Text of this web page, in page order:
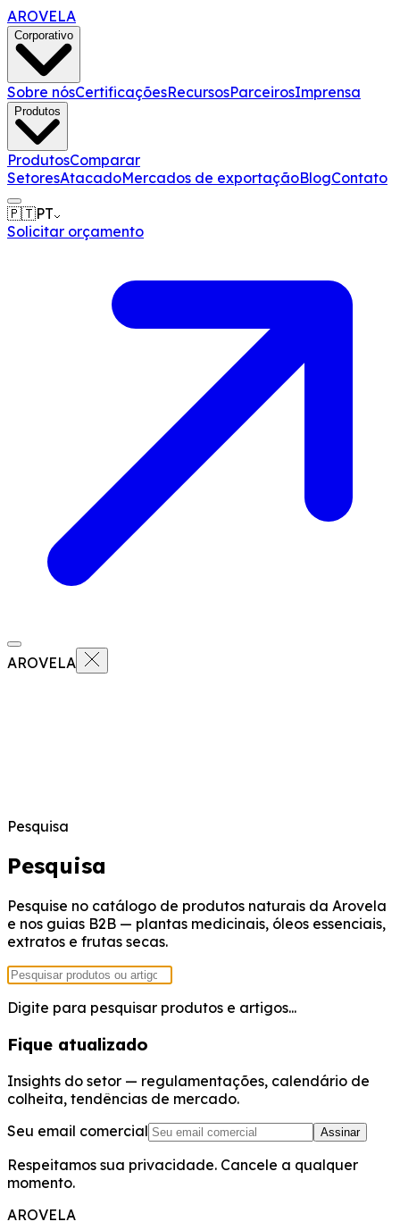
AROVELA
Corporativo
Sobre nósCertificaçõesRecursosParceirosImprensa
Produtos
ProdutosComparar
SetoresAtacadoMercados de exportaçãoBlogContato
🇵🇹PT
Solicitar orçamento
AROVELA
Pesquisa
Pesquisa
Pesquise no catálogo de produtos naturais da Arovela
e nos guias B2B — plantas medicinais, óleos essenciais,
extratos e frutas secas.
Digite para pesquisar produtos e artigos...
Fique atualizado
Insights do setor — regulamentações, calendário de
colheita, tendências de mercado.
Seu email comercial
Assinar
Respeitamos sua privacidade. Cancele a qualquer
momento.
AROVELA